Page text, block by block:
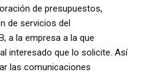
de presupuestos,
de servicios del
a la empresa a la que
interesado que lo solicite. Así
las comunicaciones